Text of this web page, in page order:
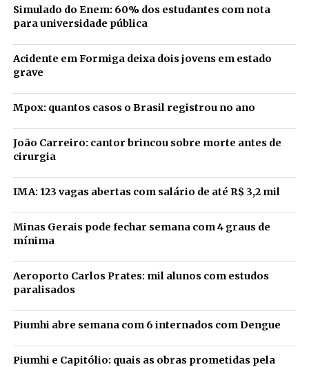
Simulado do Enem: 60% dos estudantes com nota
para universidade pública
Acidente em Formiga deixa dois jovens em estado
grave
Mpox: quantos casos o Brasil registrou no ano
João Carreiro: cantor brincou sobre morte antes de
cirurgia
IMA: 123 vagas abertas com salário de até R$ 3,2 mil
Minas Gerais pode fechar semana com 4 graus de
mínima
Aeroporto Carlos Prates: mil alunos com estudos
paralisados
Piumhi abre semana com 6 internados com Dengue
Piumhi e Capitólio: quais as obras prometidas pela